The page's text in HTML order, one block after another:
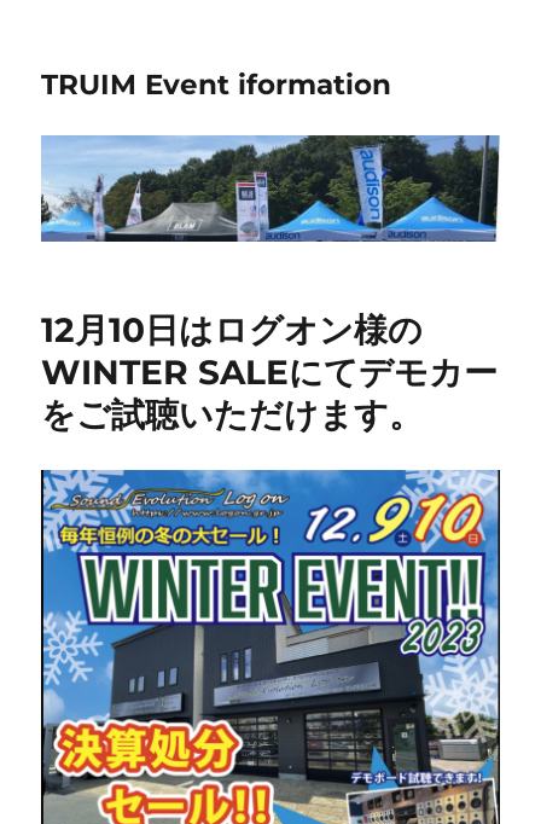
TRUIM Event iformation
12月10日はログオン様の
WINTER SALEにてデモカー
をご試聴いただけます。